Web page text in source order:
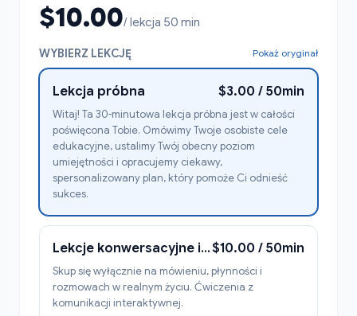
$10.00/ lekcja 50 min
WYBIERZ LEKCJĘ Pokaż oryginał
Lekcja próbna $3.00 / 50min
Witaj! Ta 30-minutowa lekcja próbna jest w całości
poświęcona Tobie. Omówimy Twoje osobiste cele
edukacyjne, ustalimy Twój obecny poziom
umiejętności i opracujemy ciekawy,
spersonalizowany plan, który pomoże Ci odnieść
sukces.
Lekcje konwersacyjne i codzienne życie Mówienie$10.00 / 50min
Skup się wyłącznie na mówieniu, płynności i
rozmowach w realnym życiu. Ćwiczenia z
komunikacji interaktywnej.